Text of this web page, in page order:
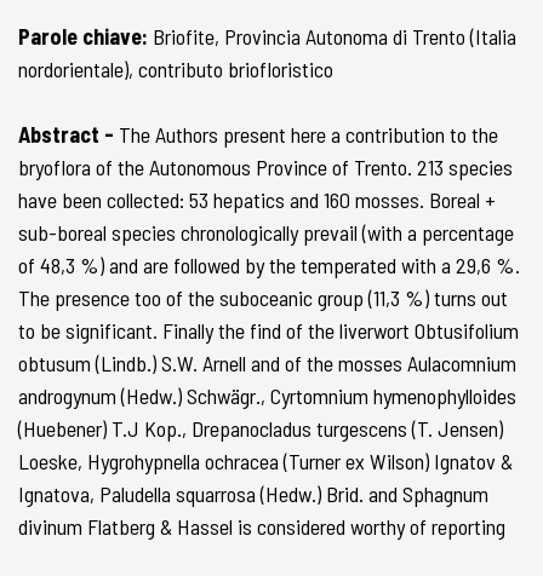
Parole chiave: Briofite, Provincia Autonoma di Trento (Italia
nordorientale), contributo briofloristico
Abstract - The Authors present here a contribution to the
bryoflora of the Autonomous Province of Trento. 213 species
have been collected: 53 hepatics and 160 mosses. Boreal +
sub-boreal species chronologically prevail (with a percentage
of 48,3 %) and are followed by the temperated with a 29,6 %.
The presence too of the suboceanic group (11,3 %) turns out
to be significant. Finally the find of the liverwort Obtusifolium
obtusum (Lindb.) S.W. Arnell and of the mosses Aulacomnium
androgynum (Hedw.) Schwägr., Cyrtomnium hymenophylloides
(Huebener) T.J Kop., Drepanocladus turgescens (T. Jensen)
Loeske, Hygrohypnella ochracea (Turner ex Wilson) Ignatov &
Ignatova, Paludella squarrosa (Hedw.) Brid. and Sphagnum
divinum Flatberg & Hassel is considered worthy of reporting